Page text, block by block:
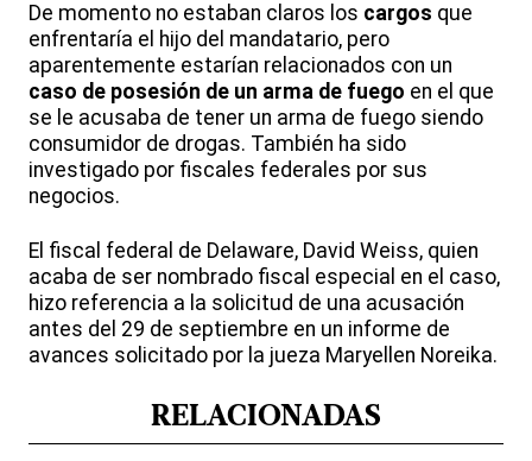
De momento no estaban claros los cargos que
enfrentaría el hijo del mandatario, pero
aparentemente estarían relacionados con un
caso de posesión de un arma de fuego en el que
se le acusaba de tener un arma de fuego siendo
consumidor de drogas. También ha sido
investigado por fiscales federales por sus
negocios.
El fiscal federal de Delaware, David Weiss, quien
acaba de ser nombrado fiscal especial en el caso,
hizo referencia a la solicitud de una acusación
antes del 29 de septiembre en un informe de
avances solicitado por la jueza Maryellen Noreika.
RELACIONADAS